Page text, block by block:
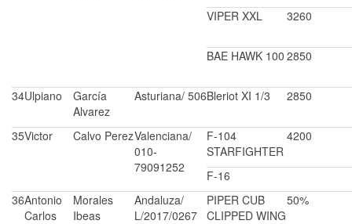
VIPER XXL 3260
BAE HAWK 100 2850
34Ulpiano
García
Alvarez
Asturiana/ 506Bleriot XI 1/3 2850
35Victor Calvo PerezValenciana/
010-
79091252
F-104
STARFIGHTER
4200
F-16
36Antonio
Carlos
Morales
Ibeas
Andaluza/
L/2017/0267
PIPER CUB
CLIPPED WING
50%